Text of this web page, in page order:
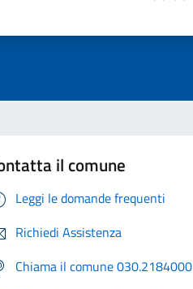
il comune
Leggi le domande frequenti
Richiedi Assistenza
Chiama il comune 030.2184000